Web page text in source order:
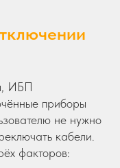
ИБП
приборы
не нужно
кабели.
факторов: